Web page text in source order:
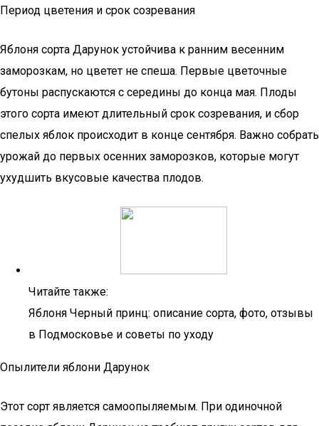
Период цветения и срок созревания
Яблоня сорта Дарунок устойчива к ранним весенним
заморозкам, но цветет не спеша. Первые цветочные
бутоны распускаются с середины до конца мая. Плоды
этого сорта имеют длительный срок созревания, и сбор
спелых яблок происходит в конце сентября. Важно собрать
урожай до первых осенних заморозков, которые могут
ухудшить вкусовые качества плодов.
Читайте также:
Яблоня Черный принц: описание сорта, фото, отзывы
в Подмосковье и советы по уходу
Опылители яблони Дарунок
Этот сорт является самоопыляемым. При одиночной